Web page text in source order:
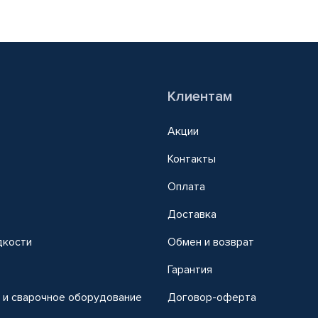
сварочное оборудование
Клиентам
Акции
Контакты
Оплата
Доставка
Обмен и возврат
Гарантия
Договор-оферта